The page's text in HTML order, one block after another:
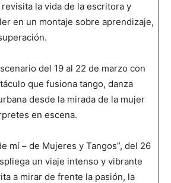
revisita la vida de la escritora y
en un montaje sobre aprendizaje,
del 19 al 22 de marzo con
que fusiona tango, danza
desde la mirada de la mujer
en escena.
mí – de Mujeres y Tangos”, del 26
un viaje intenso y vibrante
a mirar de frente la pasión, la